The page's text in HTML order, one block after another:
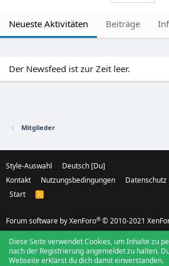
Neueste Aktivitäten Beiträge
Der Newsfeed ist zur Zeit leer.
Mitglieder
Style-Auswahl
Deutsch [Du]
Kontakt
Nutzungsbedingungen Datenschutz
Start
R
S
Forum software by XenForo® © 2010-2021
Diese Seite verwendet Cookies, um Inhalte zu
nach der Registrierung angemeldet zu halten.
Webseite erklärst du dich damit einverstanden.